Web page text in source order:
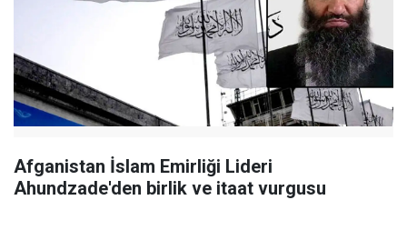
Afganistan İslam Emirliği Lideri
Ahundzade'den birlik ve itaat vurgusu